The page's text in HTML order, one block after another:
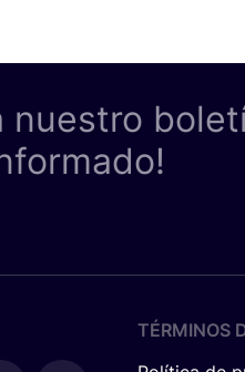
nuestro
TÉRMINOS